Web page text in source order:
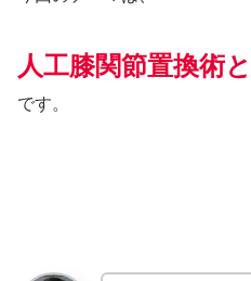
人工膝関節置換術
です。